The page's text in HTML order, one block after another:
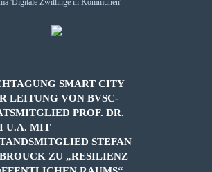
SMART CITY
LEITUNG VON BVSC-
PROF. DR.
U.A. MIT
STEFAN
ZU „RESILIENZ